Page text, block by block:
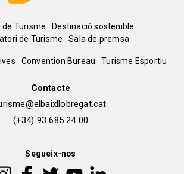
de Turisme
Destinació sostenible
de Turisme
Sala de premsa
Convention Bureau Turisme Esportiu
Contacte
(+34) 93 685 24 00
Segueix-nos